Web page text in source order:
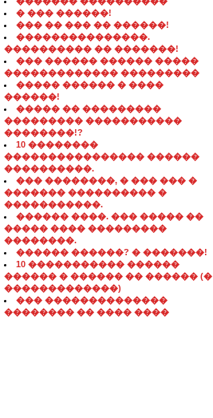
� ��� ������!
��� �� ��� �� ������!
���������������.
���������� �� �������!
��� ������ ������ �����
������������� ���������
����� ������ � ����
������!
����� �� ���������
��������� �����������
��������!?
10 ��������
���������������� ������
����������.
��� ��������, � ��� ��� �
������� ���������� �
�����������.
������ ����. ��� ����� ��
����� ���� ���������
��������.
������ ������? � �������!
10 ����������� ������
������ � ������ �� ������ (�
�������������)
��� ��������������
�������� �� ���� ����